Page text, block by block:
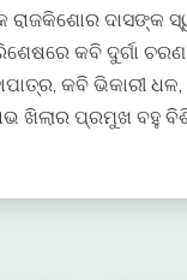
ରାଜକିଶୋର ଦାସଙ୍କ
କବି ଦୁର୍ଗା
କବି ଭିକାରୀ
ଖିଲାର ପ୍ରମୁଖ